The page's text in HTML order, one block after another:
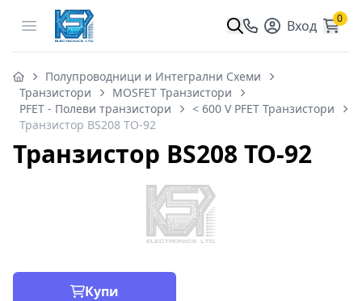
Open menu Вход 0
Полупроводници и Интегрални Схеми
Транзистори
MOSFET Транзистори
PFET - Полеви транзистори
< 600 V PFET Транзистори
Транзистор BS208 TO-92
Транзистор BS208 TO-92
Купи